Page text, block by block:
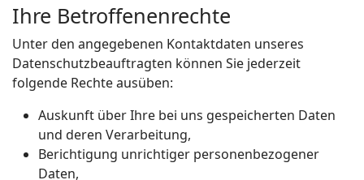
Ihre Betroffenenrechte
Unter den angegebenen Kontaktdaten unseres
Datenschutzbeauftragten können Sie jederzeit
folgende Rechte ausüben:
Auskunft über Ihre bei uns gespeicherten Daten
und deren Verarbeitung,
Berichtigung unrichtiger personenbezogener
Daten,